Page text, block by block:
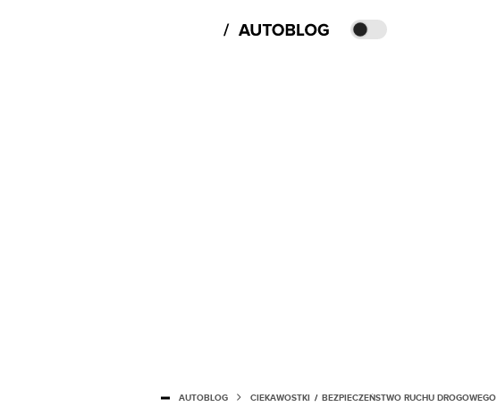
AUTOBLOG CIEKAWOSTKI / BEZPIECZEŃSTWO RUCHU DROGOWEGO